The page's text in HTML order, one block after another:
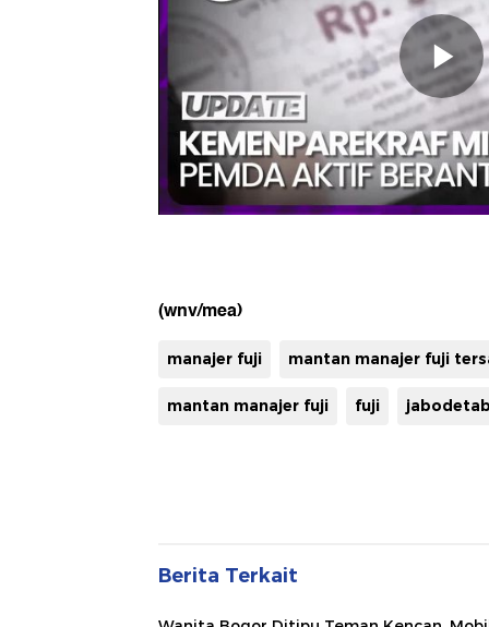
(wnv/mea)
manajer fuji mantan manajer fuji
mantan manajer fuji fuji
Berita Terkait